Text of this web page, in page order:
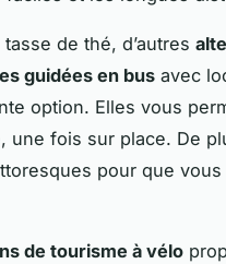
de thé, d’autres
guidées en bus avec
option. Elles vous
une fois sur place. De
pour que
de tourisme à vélo